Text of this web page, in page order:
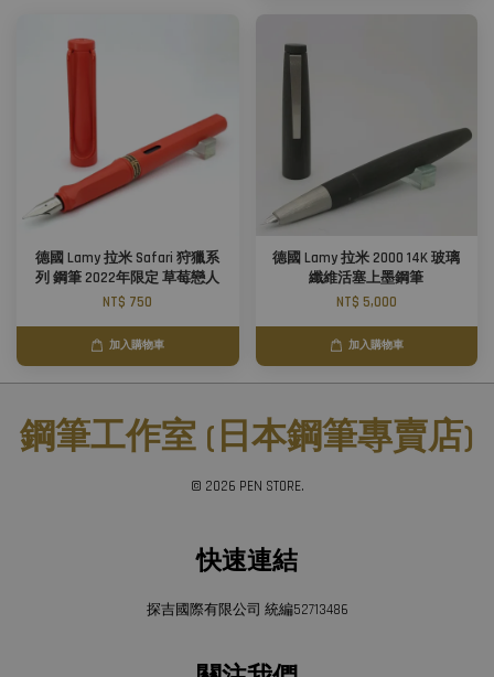
德國 Lamy 拉米 Safari 狩獵系
列 鋼筆 2022年限定 草莓戀人
NT$ 750
加入購物車
德國 Lamy 拉米 2000 14K 玻璃
纖維活塞上墨鋼筆
NT$ 5,000
加入購物車
鋼筆工作室 (日本鋼筆專賣店)
© 2026 PEN STORE.
快速連結
探吉國際有限公司 統編52713486